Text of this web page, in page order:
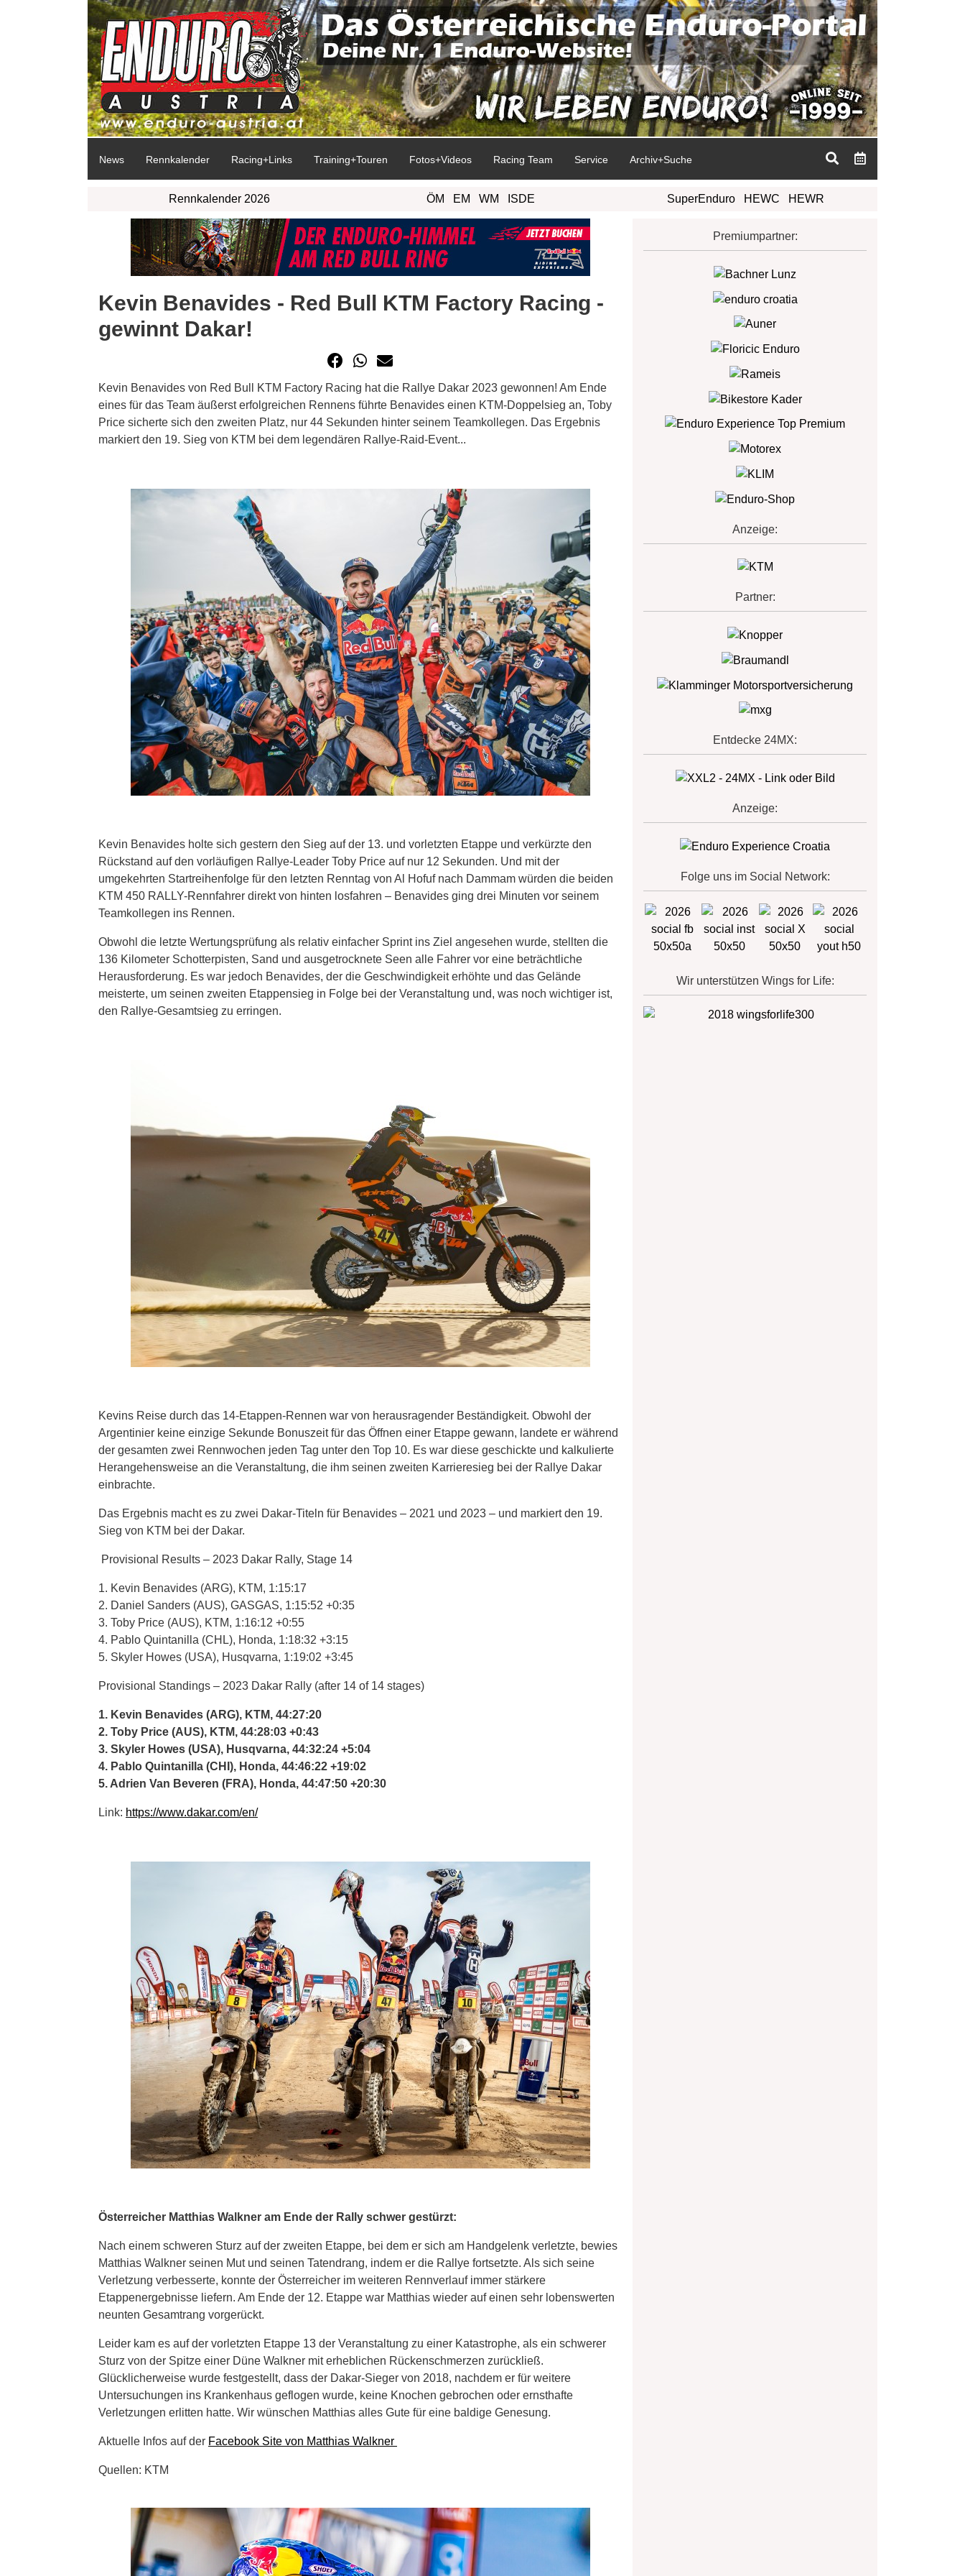
News Rennkalender Racing+Links Training+Touren Fotos+Videos Racing Team Service Archiv+Suche
Rennkalender 2026 ÖM EM WM ISDE SuperEnduro HEWC HEWR
Kevin Benavides - Red Bull KTM Factory Racing -
gewinnt Dakar!
Kevin Benavides von Red Bull KTM Factory Racing hat die Rallye Dakar 2023 gewonnen! Am Ende
eines für das Team äußerst erfolgreichen Rennens führte Benavides einen KTM-Doppelsieg an, Toby
Price sicherte sich den zweiten Platz, nur 44 Sekunden hinter seinem Teamkollegen. Das Ergebnis
markiert den 19. Sieg von KTM bei dem legendären Rallye-Raid-Event...
Kevin Benavides holte sich gestern den Sieg auf der 13. und vorletzten Etappe und verkürzte den
Rückstand auf den vorläufigen Rallye-Leader Toby Price auf nur 12 Sekunden. Und mit der
umgekehrten Startreihenfolge für den letzten Renntag von Al Hofuf nach Dammam würden die beiden
KTM 450 RALLY-Rennfahrer direkt von hinten losfahren – Benavides ging drei Minuten vor seinem
Teamkollegen ins Rennen.
Obwohl die letzte Wertungsprüfung als relativ einfacher Sprint ins Ziel angesehen wurde, stellten die
136 Kilometer Schotterpisten, Sand und ausgetrocknete Seen alle Fahrer vor eine beträchtliche
Herausforderung. Es war jedoch Benavides, der die Geschwindigkeit erhöhte und das Gelände
meisterte, um seinen zweiten Etappensieg in Folge bei der Veranstaltung und, was noch wichtiger ist,
den Rallye-Gesamtsieg zu erringen.
Kevins Reise durch das 14-Etappen-Rennen war von herausragender Beständigkeit. Obwohl der
Argentinier keine einzige Sekunde Bonuszeit für das Öffnen einer Etappe gewann, landete er während
der gesamten zwei Rennwochen jeden Tag unter den Top 10. Es war diese geschickte und kalkulierte
Herangehensweise an die Veranstaltung, die ihm seinen zweiten Karrieresieg bei der Rallye Dakar
einbrachte.
Das Ergebnis macht es zu zwei Dakar-Titeln für Benavides – 2021 und 2023 – und markiert den 19.
Sieg von KTM bei der Dakar.
Provisional Results – 2023 Dakar Rally, Stage 14
1. Kevin Benavides (ARG), KTM, 1:15:17
2. Daniel Sanders (AUS), GASGAS, 1:15:52 +0:35
3. Toby Price (AUS), KTM, 1:16:12 +0:55
4. Pablo Quintanilla (CHL), Honda, 1:18:32 +3:15
5. Skyler Howes (USA), Husqvarna, 1:19:02 +3:45
Provisional Standings – 2023 Dakar Rally (after 14 of 14 stages)
1. Kevin Benavides (ARG), KTM, 44:27:20
2. Toby Price (AUS), KTM, 44:28:03 +0:43
3. Skyler Howes (USA), Husqvarna, 44:32:24 +5:04
4. Pablo Quintanilla (CHI), Honda, 44:46:22 +19:02
5. Adrien Van Beveren (FRA), Honda, 44:47:50 +20:30
Link: https://www.dakar.com/en/
Österreicher Matthias Walkner am Ende der Rally schwer gestürzt:
Nach einem schweren Sturz auf der zweiten Etappe, bei dem er sich am Handgelenk verletzte, bewies
Matthias Walkner seinen Mut und seinen Tatendrang, indem er die Rallye fortsetzte. Als sich seine
Verletzung verbesserte, konnte der Österreicher im weiteren Rennverlauf immer stärkere
Etappenergebnisse liefern. Am Ende der 12. Etappe war Matthias wieder auf einen sehr lobenswerten
neunten Gesamtrang vorgerückt.
Leider kam es auf der vorletzten Etappe 13 der Veranstaltung zu einer Katastrophe, als ein schwerer
Sturz von der Spitze einer Düne Walkner mit erheblichen Rückenschmerzen zurückließ.
Glücklicherweise wurde festgestellt, dass der Dakar-Sieger von 2018, nachdem er für weitere
Untersuchungen ins Krankenhaus geflogen wurde, keine Knochen gebrochen oder ernsthafte
Verletzungen erlitten hatte. Wir wünschen Matthias alles Gute für eine baldige Genesung.
Aktuelle Infos auf der Facebook Site von Matthias Walkner
Quellen: KTM
Premiumpartner:
Anzeige:
Partner:
Entdecke 24MX:
Anzeige:
Folge uns im Social Network:
Wir unterstützen Wings for Life: